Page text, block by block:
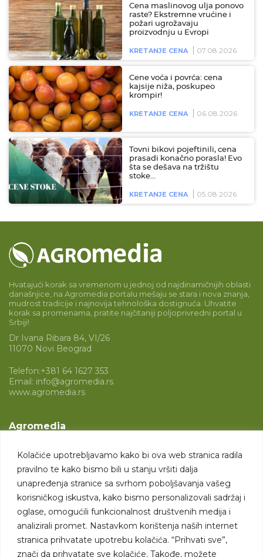
Kolačiće upotrebljavamo kako bi ova web stranica radila
pravilno te kako bismo bili u stanju vršiti dalja
unapređenja stranice sa svrhom poboljšavanja vašeg
korisničkog iskustva, kako bismo personalizovali sadržaj i
oglase, omogućili funkcionalnost društvenih medija i
analizirali promet. Nastavkom korištenja naših internet
stranica prihvatate upotrebu kolačića. “Prihvati sve”,
znači da prihvatate sve kolačiće. Takođe, možete
Cena maslinovog ulja ponovo
raste? Ekstremne vrućine i
požari ugrožavaju
proizvodnju u Evropi
KRETANJE CENA 07.08.2026
Cene voća i povrća: cena
kajsije niža, poskupeo
krompir!
KRETANJE CENA 06.08.2026
Tovni bikovi pojeftinili, cena
prasadi konačno porasla! Evo
šta se dešava na tržištu
stoke…
KRETANJE CENA 05.08.2026
Hvatajući korak sa vremenom u jednoj od najdinamičnijih oblasti
današnjice, na Agromedia portalu mešaju se stara i nova znanja,
mudrost tradicije i najnovija tehnološka dostignuća. Uhvatite
korak sa promenama, pratite najčitaniji poljoprivredni portal u
Srbiji!
Dr Ivana Ribara 84, VI/26
11070 Novi Beograd
Telefon:+381 64 1627 353
Email: info@agromedia.rs
www.agromedia.rs
Agromedia
Svet poljoprivrede
Marketing usluge
Tražimo saradnike
Kontakt